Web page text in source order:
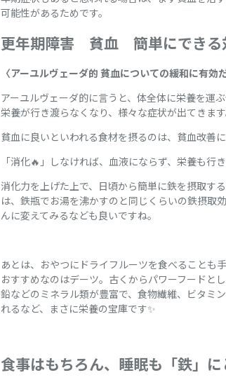
可能性があるためです。
更年期障害 貧血 簡単にでき
〈アーユルヴェーダ的 貧血についての緩和に有効
アーユルヴェーダ的に言うと、体全体に栄養を運
栄養が行き渡らなくなり、様々な症状が出てきます
貧血に良いといわれる食材を摂るのは、貧血改善
「消化🔥」しなければ、血液にならず、栄養も
消化力を上げた上で、日頃から簡単に鉄を摂取す
は、鉄瓶でお湯を沸かすのと同じくらいの鉄摂
んに変えてみるなども良いですね。
あとは、おやつにドライフルーツを食べることも
おすすめなのはデーツ。古くからパワーフードと
鉛などのミネラル類が豊富で、食物繊維、ビタミ
れるなど、まさに栄養の宝庫です✨
食事はもちろん、睡眠も「鉄」に